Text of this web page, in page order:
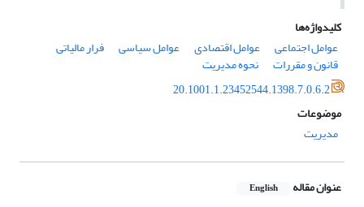
کلیدواژه‌ها
عوامل اجتماعی
عوامل اقتصادی عوامل سیاسی فرار مالیاتی
قانون و مقررات
نحوه مدیریت
20.1001.1.23452544.1398.7.0.6.2
موضوعات
مدیریت
عنوان مقاله English